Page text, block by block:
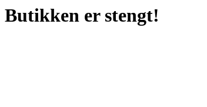
Butikken er stengt!